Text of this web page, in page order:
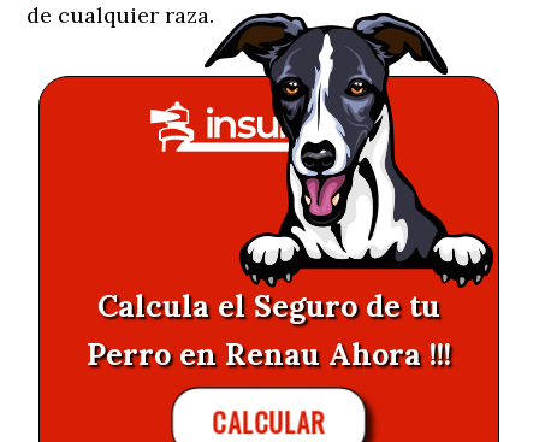
de cualquier raza.
Calcula el Seguro de tu
Perro en Renau Ahora !!!
CALCULAR